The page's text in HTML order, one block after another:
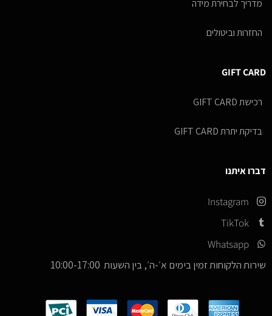
מדריך לבחירת מידה
החזרות וביטולים
GIFT CARD
רכישת GIFT CARD
בדיקת יתרת GIFT CARD
דברו איתנו
Instagram
TikTok
Whatsapp
שירות הלקוחות זמין בימים א׳-ה׳, בין השעות 10:00-17:00